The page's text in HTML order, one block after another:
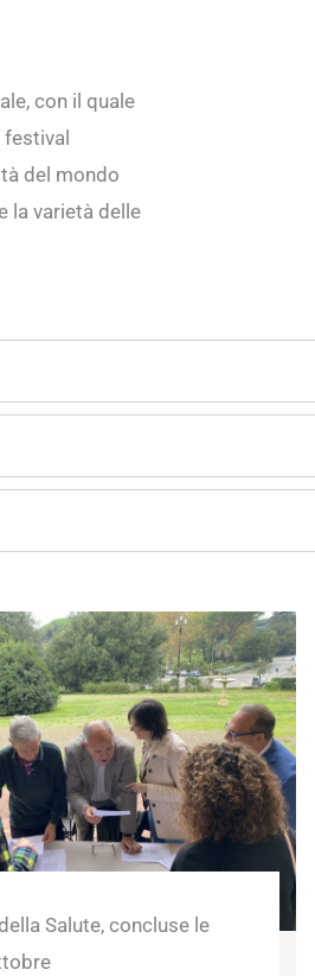
con il quale
festival
del mondo
la varietà delle
Salute, concluse le